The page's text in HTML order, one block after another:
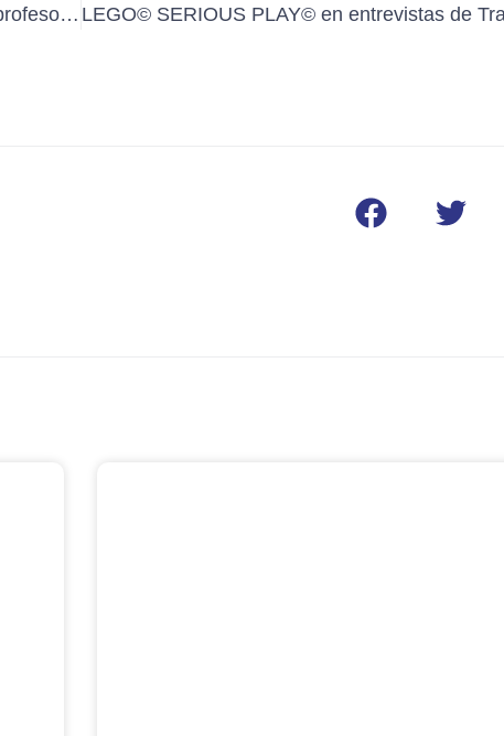
Sesión de LEGO SERIOUS PLAY con el equipo de profesores del CEIP ARGENTINA de BENFERRI